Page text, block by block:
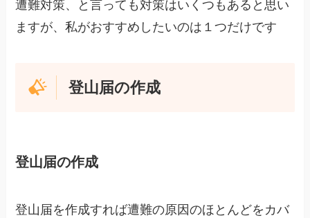
遭難対策、と言っても対策はいくつもあると思い
ますが、私がおすすめしたいのは１つだけです
登山届の作成
登山届の作成
登山届を作成すれば遭難の原因のほとんどをカバ